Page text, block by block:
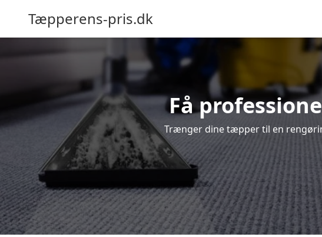
Tæpperens-pris.dk
Få
Trænger dine tæpper til en